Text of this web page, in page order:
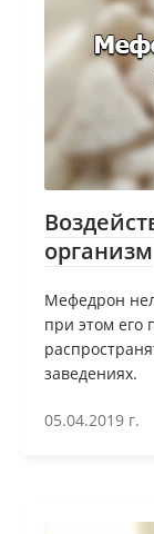
организм
Мефедрон
при этом его
заведениях.
05.04.2019 г.